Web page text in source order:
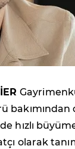
hızlı
olarak